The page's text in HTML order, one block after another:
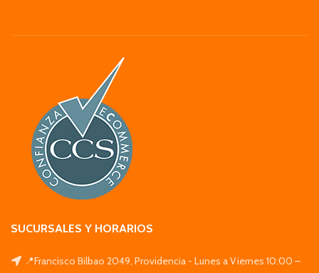
SUCURSALES Y HORARIOS
📍Francisco Bilbao 2049, Providencia - Lunes a Viernes 10:00 –